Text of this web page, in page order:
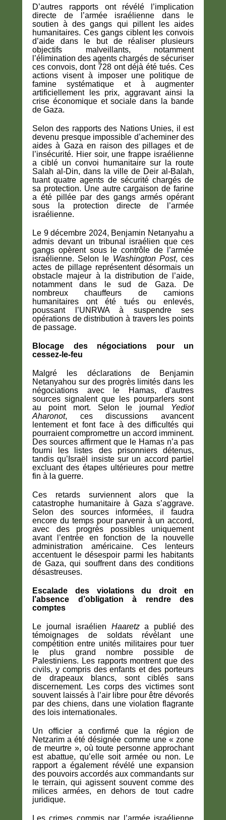
D’autres rapports ont révélé l’implication
directe de l’armée israélienne dans le
soutien à des gangs qui pillent les aides
humanitaires. Ces gangs ciblent les convois
d’aide dans le but de réaliser plusieurs
objectifs malveillants, notamment
l’élimination des agents chargés de sécuriser
ces convois, dont 728 ont déjà été tués. Ces
actions visent à imposer une politique de
famine systématique et à augmenter
artificiellement les prix, aggravant ainsi la
crise économique et sociale dans la bande
de Gaza.
Selon des rapports des Nations Unies, il est
devenu presque impossible d’acheminer des
aides à Gaza en raison des pillages et de
l’insécurité. Hier soir, une frappe israélienne
a ciblé un convoi humanitaire sur la route
Salah al-Din, dans la ville de Deir al-Balah,
tuant quatre agents de sécurité chargés de
sa protection. Une autre cargaison de farine
a été pillée par des gangs armés opérant
sous la protection directe de l’armée
israélienne.
Le 9 décembre 2024, Benjamin Netanyahu a
admis devant un tribunal israélien que ces
gangs opèrent sous le contrôle de l’armée
israélienne. Selon le Washington Post, ces
actes de pillage représentent désormais un
obstacle majeur à la distribution de l’aide,
notamment dans le sud de Gaza. De
nombreux chauffeurs de camions
humanitaires ont été tués ou enlevés,
poussant l’UNRWA à suspendre ses
opérations de distribution à travers les points
de passage.
Blocage des négociations pour un
cessez-le-feu
Malgré les déclarations de Benjamin
Netanyahou sur des progrès limités dans les
négociations avec le Hamas, d’autres
sources signalent que les pourparlers sont
au point mort. Selon le journal Yediot
Aharonot, ces discussions avancent
lentement et font face à des difficultés qui
pourraient compromettre un accord imminent.
Des sources affirment que le Hamas n’a pas
fourni les listes des prisonniers détenus,
tandis qu’Israël insiste sur un accord partiel
excluant des étapes ultérieures pour mettre
fin à la guerre.
Ces retards surviennent alors que la
catastrophe humanitaire à Gaza s’aggrave.
Selon des sources informées, il faudra
encore du temps pour parvenir à un accord,
avec des progrès possibles uniquement
avant l’entrée en fonction de la nouvelle
administration américaine. Ces lenteurs
accentuent le désespoir parmi les habitants
de Gaza, qui souffrent dans des conditions
désastreuses.
Escalade des violations du droit en
l’absence d’obligation à rendre des
comptes
Le journal israélien Haaretza publié des
témoignages de soldats révélant une
compétition entre unités militaires pour tuer
le plus grand nombre possible de
Palestiniens. Les rapports montrent que des
civils, y compris des enfants et des porteurs
de drapeaux blancs, sont ciblés sans
discernement. Les corps des victimes sont
souvent laissés à l’air libre pour être dévorés
par des chiens, dans une violation flagrante
des lois internationales.
Un officier a confirmé que la région de
Netzarim a été désignée comme une « zone
de meurtre », où toute personne approchant
est abattue, qu’elle soit armée ou non. Le
rapport a également révélé une expansion
des pouvoirs accordés aux commandants sur
le terrain, qui agissent souvent comme des
milices armées, en dehors de tout cadre
juridique.
Les crimes commis par l’armée israélienne